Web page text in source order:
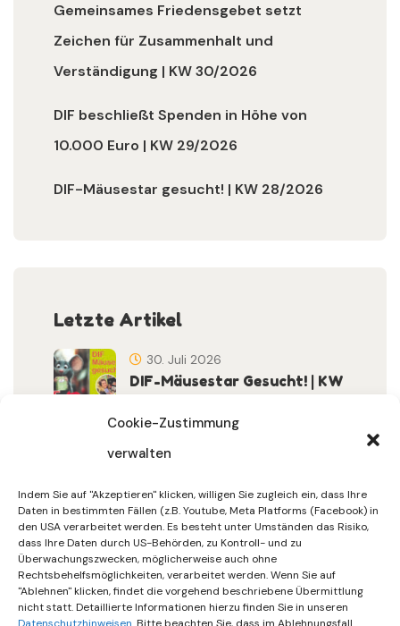
Cookie-Zustimmung
verwalten
Indem Sie auf "Akzeptieren" klicken, willigen Sie zugleich ein, dass Ihre
Daten in bestimmten Fällen (z.B. Youtube, Meta Platforms (Facebook) in
den USA verarbeitet werden. Es besteht unter Umständen das Risiko,
dass Ihre Daten durch US-Behörden, zu Kontroll- und zu
Überwachungszwecken, möglicherweise auch ohne
Rechtsbehelfsmöglichkeiten, verarbeitet werden. Wenn Sie auf
"Ablehnen" klicken, findet die vorgehend beschriebene Übermittlung
nicht statt. Detaillierte Informationen hierzu finden Sie in unseren
Gemeinsames Friedensgebet setzt
Zeichen für Zusammenhalt und
Verständigung | KW 30/2026
DIF beschließt Spenden in Höhe von
10.000 Euro | KW 29/2026
DIF-Mäusestar gesucht! | KW 28/2026
Letzte Artikel
DIF-Mäusestar Gesucht! | KW
30. Juli 2026
Sommerferien | KW 31/…
30. Juli 2026
Gemeinsames Friedensgebet
Setzt Zeichen …
15. Juli 2026